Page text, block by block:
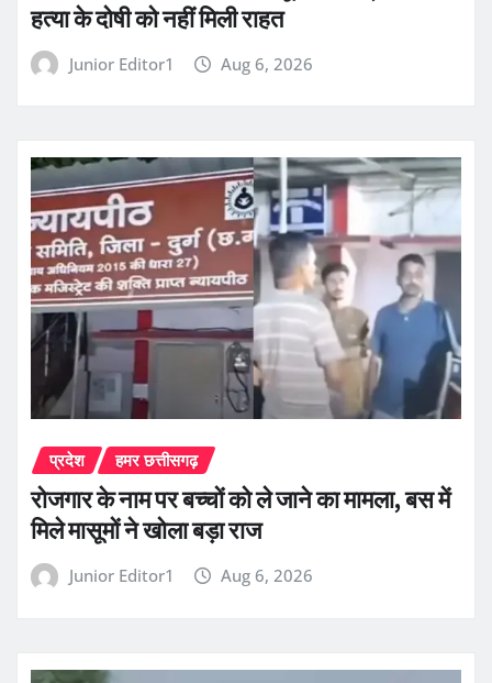
हत्या के दोषी को नहीं मिली राहत
Junior Editor1 Aug 6, 2026
प्रदेश हमर छत्तीसगढ़
रोजगार के नाम पर बच्चों को ले जाने का मामला, बस में
मिले मासूमों ने खोला बड़ा राज
Junior Editor1 Aug 6, 2026